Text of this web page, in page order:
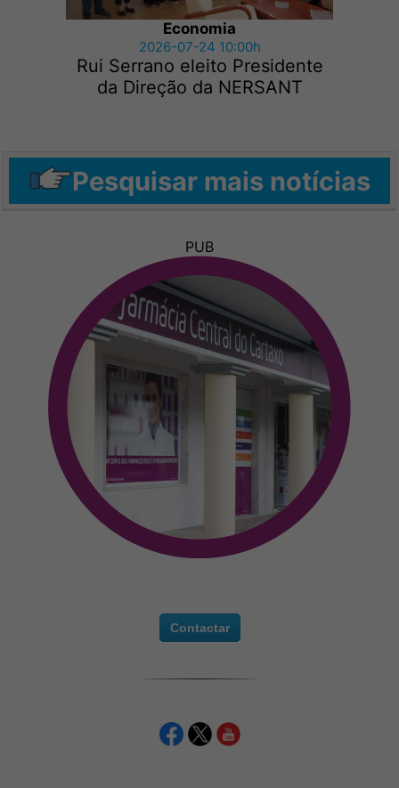
Economia
2026-07-24 10:00h
Rui Serrano eleito Presidente
da Direção da NERSANT
Pesquisar mais notícias
PUB
Contactar